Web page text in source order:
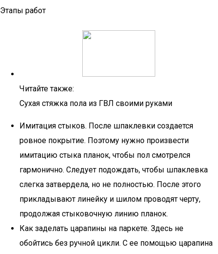
Этапы работ
Читайте также:
Сухая стяжка пола из ГВЛ своими руками
Имитация стыков. После шпаклевки создается
ровное покрытие. Поэтому нужно произвести
имитацию стыка планок, чтобы пол смотрелся
гармонично. Следует подождать, чтобы шпаклевка
слегка затвердела, но не полностью. После этого
прикладывают линейку и шилом проводят черту,
продолжая стыковочную линию планок.
Как заделать царапины на паркете. Здесь не
обойтись без ручной цикли. С ее помощью царапина